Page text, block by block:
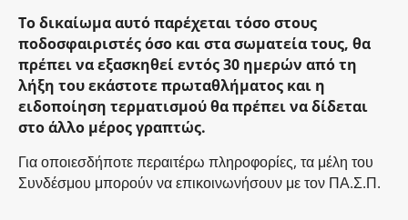
Το δικαίωμα αυτό παρέχεται τόσο στους
ποδοσφαιριστές όσο και στα σωματεία τους, θα
πρέπει να εξασκηθεί εντός 30 ημερών από τη
λήξη του εκάστοτε πρωταθλήματος και η
ειδοποίηση τερματισμού θα πρέπει να δίδεται
στο άλλο μέρος γραπτώς.
Για οποιεσδήποτε περαιτέρω πληροφορίες, τα μέλη του
Συνδέσμου μπορούν να επικοινωνήσουν με τον ΠΑ.Σ.Π.